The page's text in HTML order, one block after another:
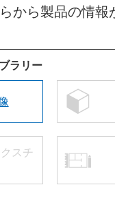
から製品の情報
ラリー
スチ